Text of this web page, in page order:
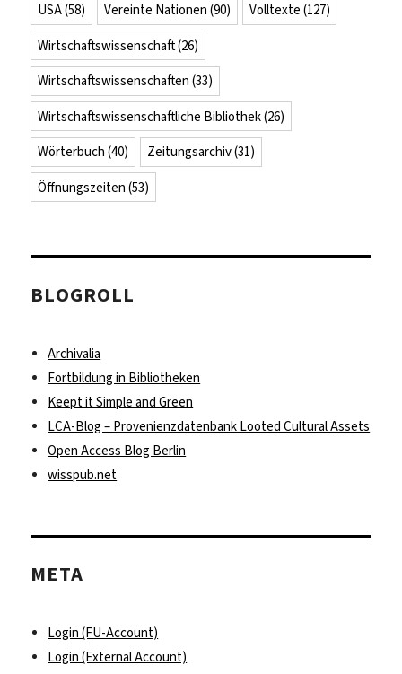
USA(58) Vereinte Nationen (90) Volltexte (127)
Wirtschaftswissenschaft(26)
Wirtschaftswissenschaften (33)
Wirtschaftswissenschaftliche Bibliothek(26)
Wörterbuch (40) Zeitungsarchiv(31)
Öffnungszeiten (53)
BLOGROLL
Archivalia
Fortbildung in Bibliotheken
Keept it Simple and Green
LCA-Blog – Provenienzdatenbank Looted Cultural Assets
Open Access Blog Berlin
wisspub.net
META
Login (FU-Account)
Login (External Account)